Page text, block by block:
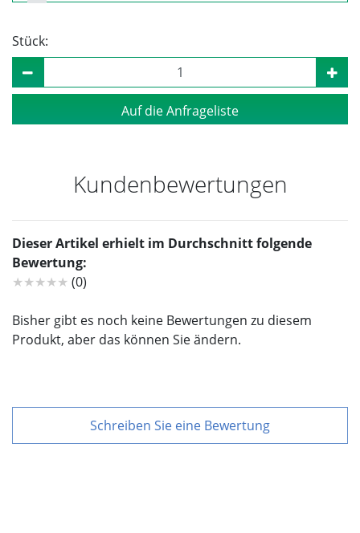
Stück:
Auf die Anfrageliste
Kundenbewertungen
Dieser Artikel erhielt im Durchschnitt folgende
Bewertung:
★★★★★ (0)
Bisher gibt es noch keine Bewertungen zu diesem
Produkt, aber das können Sie ändern.
Schreiben Sie eine Bewertung